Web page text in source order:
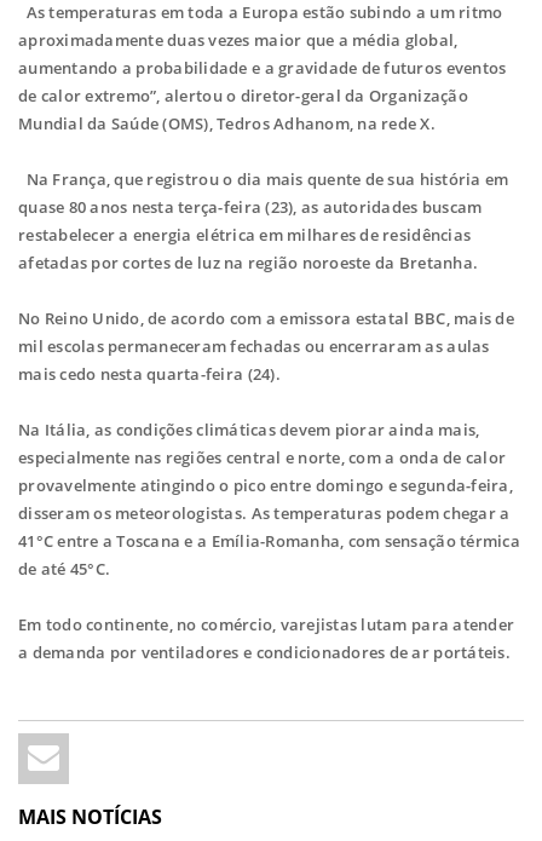
As temperaturas em toda a Europa estão subindo a um ritmo
aproximadamente duas vezes maior que a média global,
aumentando a probabilidade e a gravidade de futuros eventos
de calor extremo”, alertou o diretor-geral da Organização
Mundial da Saúde (OMS), Tedros Adhanom, na rede X.
Na França, que registrou o dia mais quente de sua história em
quase 80 anos nesta terça-feira (23), as autoridades buscam
restabelecer a energia elétrica em milhares de residências
afetadas por cortes de luz na região noroeste da Bretanha.
No Reino Unido, de acordo com a emissora estatal BBC, mais de
mil escolas permaneceram fechadas ou encerraram as aulas
mais cedo nesta quarta-feira (24).
Na Itália, as condições climáticas devem piorar ainda mais,
especialmente nas regiões central e norte, com a onda de calor
provavelmente atingindo o pico entre domingo e segunda-feira,
disseram os meteorologistas. As temperaturas podem chegar a
41°C entre a Toscana e a Emília-Romanha, com sensação térmica
de até 45°C.
Em todo continente, no comércio, varejistas lutam para atender
a demanda por ventiladores e condicionadores de ar portáteis.
MAIS NOTÍCIAS